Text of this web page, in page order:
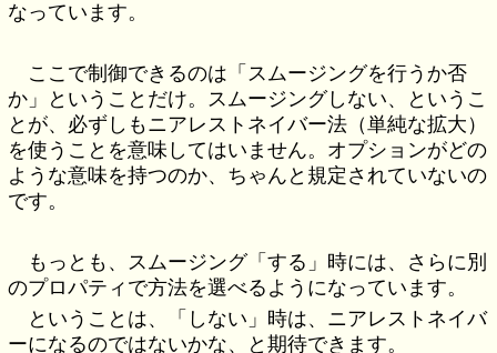
なっています。
ここで制御できるのは「スムージングを行うか否
か」ということだけ。スムージングしない、というこ
とが、必ずしもニアレストネイバー法（単純な拡大）
を使うことを意味してはいません。オプションがどの
ような意味を持つのか、ちゃんと規定されていないの
です。
もっとも、スムージング「する」時には、さらに別
のプロパティで方法を選べるようになっています。
ということは、「しない」時は、ニアレストネイバ
ーになるのではないかな、と期待できます。